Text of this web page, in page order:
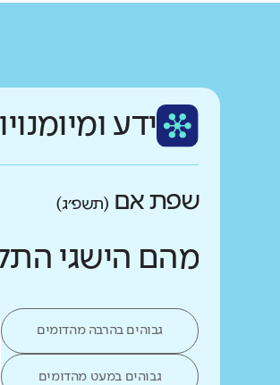
ידע
שפת אם (תשפ״ג)
מהם הישגי
גבוהים בהרבה מהדומים
גבוהים במעט מהדומים